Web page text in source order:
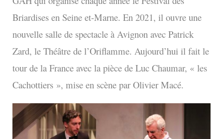
Briardises en Seine et-Marne. En 2021, il ouvre une
nouvelle salle de spectacle à Avignon avec Patrick
Zard, le Théâtre de l’Oriflamme. Aujourd’hui il fait le
tour de la France avec la pièce de Luc Chaumar, « les
Cachottiers », mise en scène par Olivier Macé.